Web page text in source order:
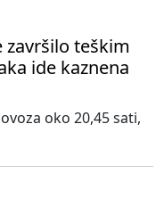
završilo teškim
ide kaznena
oko 20,45 sati,